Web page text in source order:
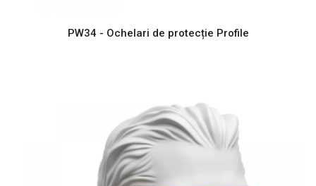
PW34 - Ochelari de protecție Profile